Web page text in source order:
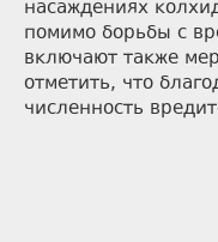
насаждениях
помимо борьбы с
включают также
отметить, что
численность